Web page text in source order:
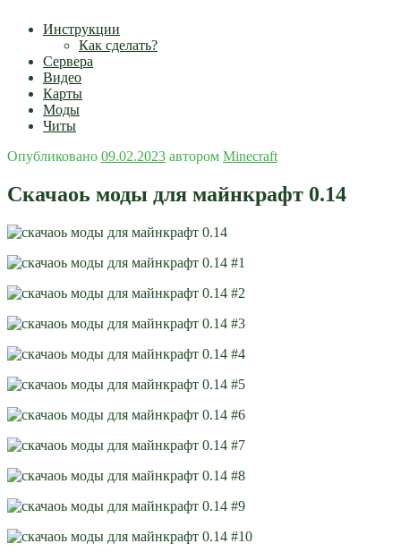
Инструкции
Как сделать?
Сервера
Видео
Карты
Моды
Читы
Опубликовано 09.02.2023 автором Minecraft
Скачаоь моды для майнкрафт 0.14